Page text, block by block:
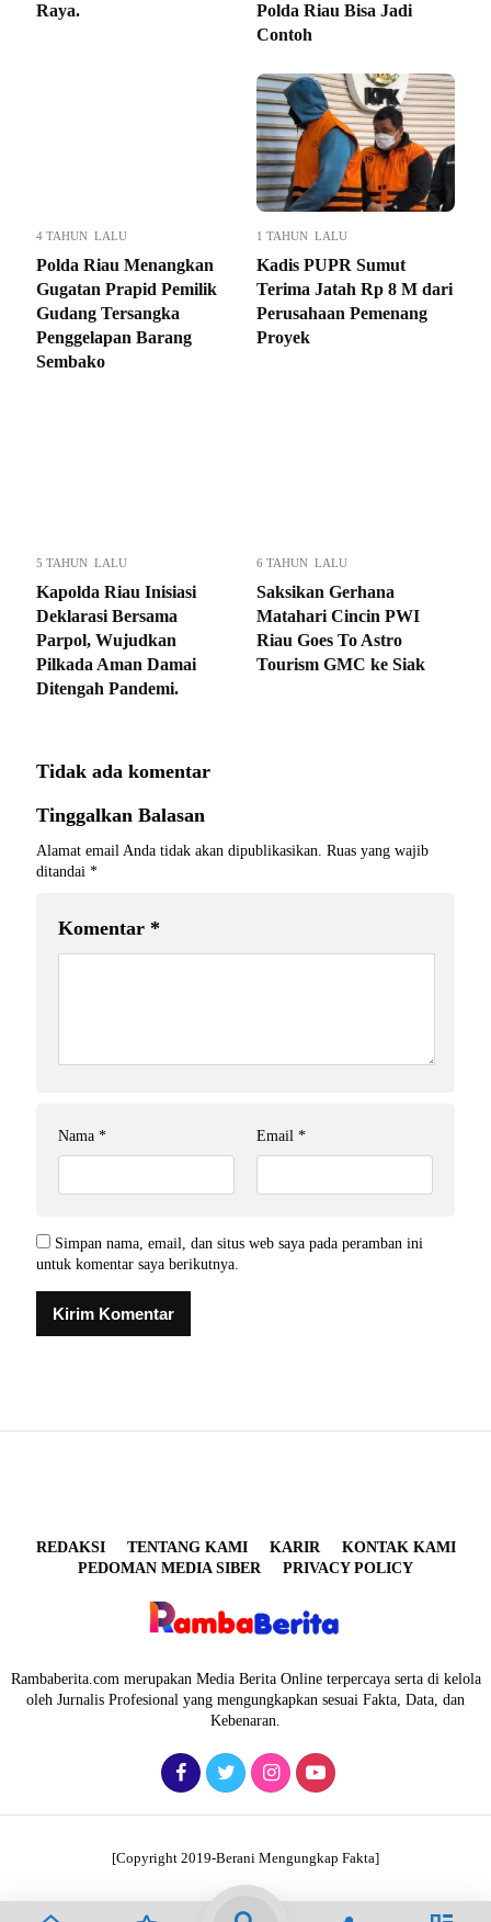
Raya.
Polda Riau Bisa Jadi
Contoh
4 TAHUN LALU
Polda Riau Menangkan
Gugatan Prapid Pemilik
Gudang Tersangka
Penggelapan Barang
Sembako
1 TAHUN LALU
Kadis PUPR Sumut
Terima Jatah Rp 8 M dari
Perusahaan Pemenang
Proyek
5 TAHUN LALU
Kapolda Riau Inisiasi
Deklarasi Bersama
Parpol, Wujudkan
Pilkada Aman Damai
Ditengah Pandemi.
6 TAHUN LALU
Saksikan Gerhana
Matahari Cincin PWI
Riau Goes To Astro
Tourism GMC ke Siak
Tidak ada komentar
Tinggalkan Balasan
Alamat email Anda tidak akan dipublikasikan. Ruas yang wajib
ditandai *
Komentar *
Nama * Email *
Simpan nama, email, dan situs web saya pada peramban ini
untuk komentar saya berikutnya.
REDAKSI TENTANG KAMI KARIR
KONTAK KAMI
PEDOMAN MEDIA SIBER
PRIVACY POLICY
Rambaberita.com merupakan Media Berita Online terpercaya serta di kelola
oleh Jurnalis Profesional yang mengungkapkan sesuai Fakta, Data, dan
Kebenaran.
[Copyright 2019-Berani Mengungkap Fakta]